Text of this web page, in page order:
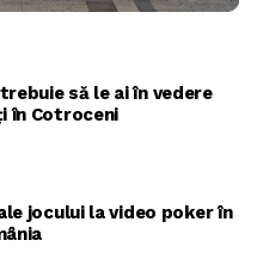
să le ai în vedere
în Cotroceni
jocului la video poker în